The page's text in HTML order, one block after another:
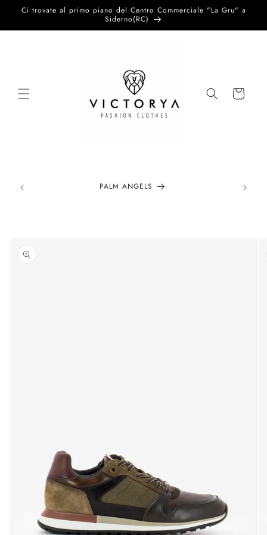
direttamente
Ci trovate al primo piano del Centro Commerciale "La Gru" a
Siderno(RC)
Carrello
PALM ANGELS
informazioni
sul prodotto